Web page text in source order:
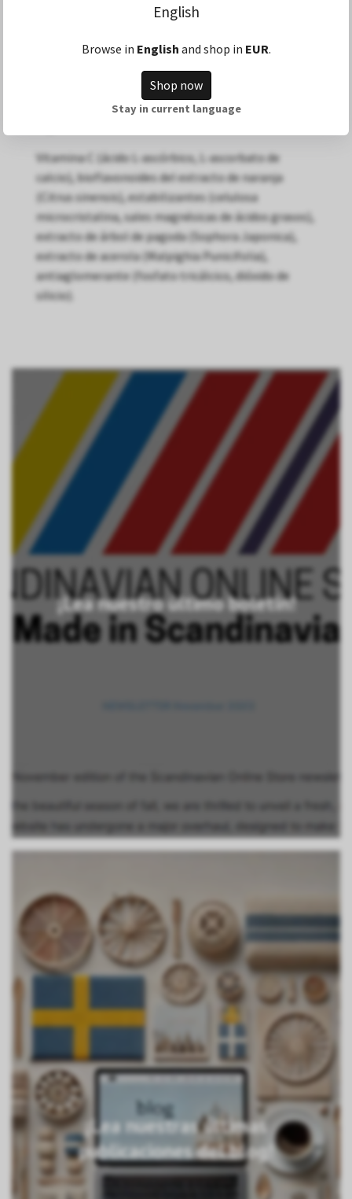
¡Lea nuestro último boletín!
¡Lea nuestras últimas
publicaciones del blog!
** DRI no determinado
Vitamina C (ácido L-ascórbico, L-ascorbato de
calcio), bioflavonoides del extracto de naranja
(Citrus sinensis), estabilizantes (celulosa
microcristalina, sales magnésicas de ácidos grasos),
extracto de árbol de pagoda (Sophora Japonica),
extracto de acerola (Malpighia Punicifolia),
antiaglomerante (fosfato tricálcico, dióxido de
silicio).
English
Browse in English and shop in EUR.
Shop now
Stay in current language